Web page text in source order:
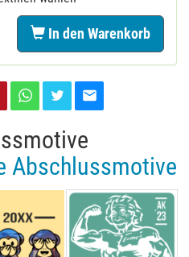
In den Warenkorb
Abschlussmotive